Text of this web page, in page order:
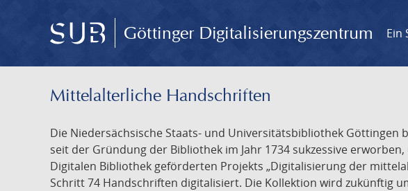
Göttinger Digitalisierungszentrum Ein
Mittelalterliche Handschriften
Die Niedersächsische Staats- und Universitätsbibliothek
seit der Gründung der Bibliothek im Jahr 1734 sukzessive
Digitalen Bibliothek geförderten Projekts „Digitalisierung der
Schritt 74 Handschriften digitalisiert. Die Kollektion wird zukünftig